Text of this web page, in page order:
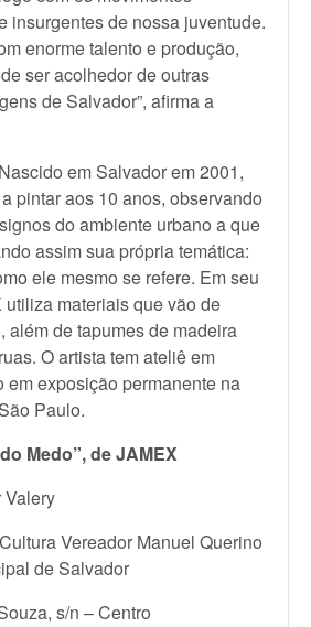
insurgentes de nossa juventude.
enorme talento e produção,
ser acolhedor de outras
de Salvador”, afirma a
em Salvador em 2001,
pintar aos 10 anos, observando
do ambiente urbano a que
assim sua própria temática:
ele mesmo se refere. Em seu
utiliza materiais que vão de
além de tapumes de madeira
O artista tem ateliê em
em exposição permanente na
Paulo.
Medo”, de JAMEX
Valery
Vereador Manuel Querino
de Salvador
s/n – Centro